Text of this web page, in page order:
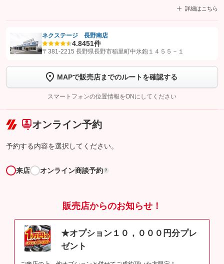
詳細はこちら
【STEP1】認証画面でグーネットを友だち追加してから「許可する」ボタンを押
トーク画面で
ボタンをタップして問い合わせを
完了してください。
こちら
ネクステージ 長野南店
4.8451件
〒381-2215 長野県長野市稲里町中氷鉋１４５５－１
MAPで販売店までのルートを確認する
スマートフォンの位置情報をONにしてください
オンライン予約
予約する内容を選択してください。
来店 オンライン商談予約 ?
販売店からのお知らせ！
★オプション１０，０００円分プレ
ゼント